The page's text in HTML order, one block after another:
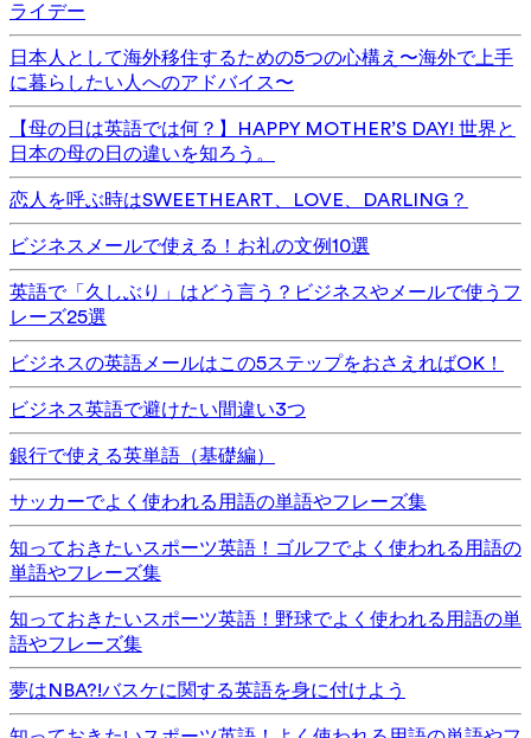
ライデー
日本人として海外移住するための5つの心構え〜海外で上手
に暮らしたい人へのアドバイス〜
【母の日は英語では何？】HAPPY MOTHER’S DAY! 世界と
日本の母の日の違いを知ろう。
恋人を呼ぶ時はSWEETHEART、LOVE、DARLING？
ビジネスメールで使える！お礼の文例10選
英語で「久しぶり」はどう言う？ビジネスやメールで使うフ
レーズ25選
ビジネスの英語メールはこの5ステップをおさえればOK！
ビジネス英語で避けたい間違い3つ
銀行で使える英単語（基礎編）
サッカーでよく使われる用語の単語やフレーズ集
知っておきたいスポーツ英語！ゴルフでよく使われる用語の
単語やフレーズ集
知っておきたいスポーツ英語！野球でよく使われる用語の単
語やフレーズ集
夢はNBA?!バスケに関する英語を身に付けよう